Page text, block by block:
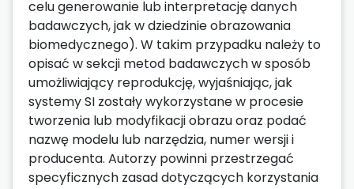
celu generowanie lub interpretację danych
badawczych, jak w dziedzinie obrazowania
biomedycznego). W takim przypadku należy to
opisać w sekcji metod badawczych w sposób
umożliwiający reprodukcję, wyjaśniając, jak
systemy SI zostały wykorzystane w procesie
tworzenia lub modyfikacji obrazu oraz podać
nazwę modelu lub narzędzia, numer wersji i
producenta. Autorzy powinni przestrzegać
specyficznych zasad dotyczących korzystania